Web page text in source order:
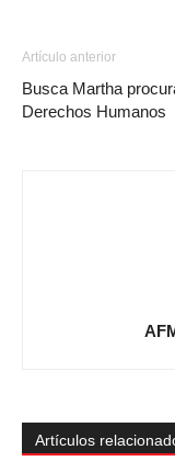
Artículo anterior
Busca Martha
Derechos Humanos
Artículos